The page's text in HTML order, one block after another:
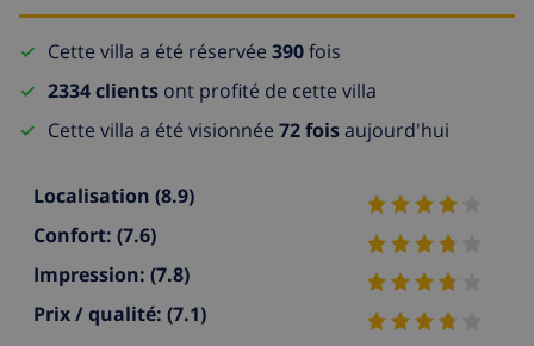
Cette villa a été réservée 390fois
2334 clients ont profité de cette villa
Cette villa a été visionnée 72 foisaujourd'hui
Localisation (8.9)
Confort: (7.6)
Impression: (7.8)
Prix / qualité: (7.1)